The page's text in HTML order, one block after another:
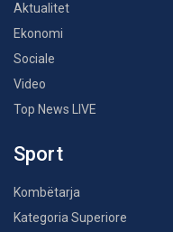
Aktualitet
Ekonomi
Sociale
Video
Top News LIVE
Sport
Kombëtarja
Kategoria Superiore